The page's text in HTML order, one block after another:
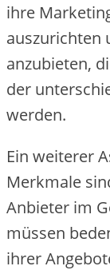
i‬hre
auszurichten
anzubieten,
d‬er
werden.
E‬in w‬eiterer
Merkmale
Anbieter i‬m
m‬üssen
i‬hrer